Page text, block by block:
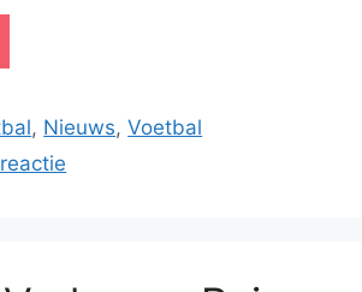
, Nieuws,Voetbal